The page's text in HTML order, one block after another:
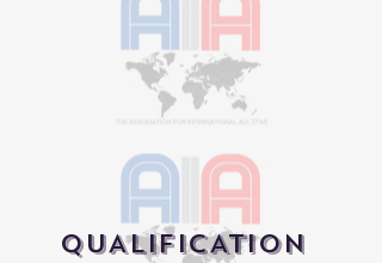
QUALIFICATION